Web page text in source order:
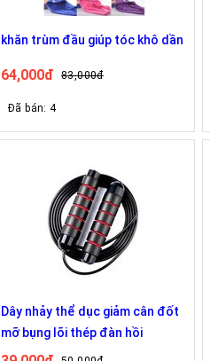
khăn trùm đầu giúp tóc khô dần
64,000đ 83,000đ
Đã bán: 4
Dây nhảy thể dục giảm cân đốt
mỡ bụng lõi thép đàn hồi